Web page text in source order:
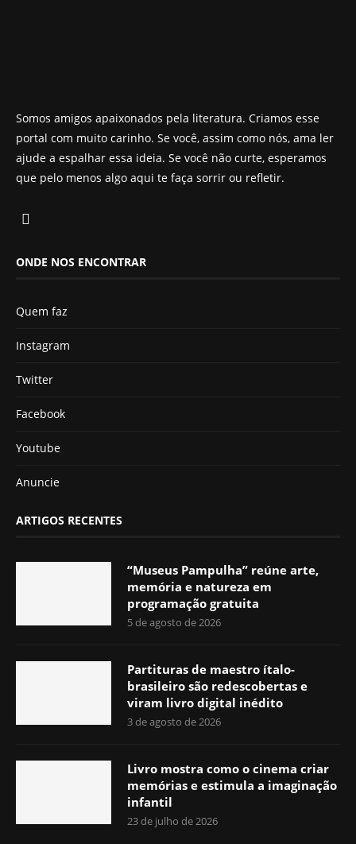
Somos amigos apaixonados pela literatura. Criamos esse
portal com muito carinho. Se você, assim como nós, ama ler
ajude a espalhar essa ideia. Se você não curte, esperamos
que pelo menos algo aqui te faça sorrir ou refletir.
ONDE NOS ENCONTRAR
Quem faz
Instagram
Twitter
Facebook
Youtube
Anuncie
ARTIGOS RECENTES
“Museus Pampulha” reúne arte,
memória e natureza em
programação gratuita
5 de agosto de 2026
Partituras de maestro ítalo-
brasileiro são redescobertas e
viram livro digital inédito
3 de agosto de 2026
Livro mostra como o cinema criar
memórias e estimula a imaginação
infantil
23 de julho de 2026